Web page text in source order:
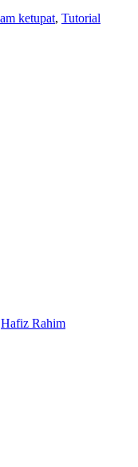
ketupat, Tutorial
Hafiz Rahim